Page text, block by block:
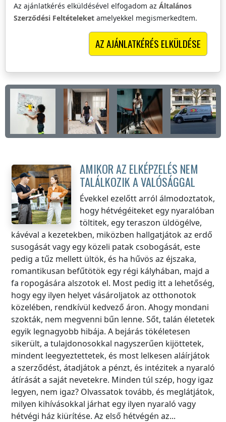
Az ajánlatkérés elküldésével elfogadom az Általános
Szerződési Feltételeket amelyekkel megismerkedtem.
AMIKOR AZ ELKÉPZELÉS NEM
TALÁLKOZIK A VALÓSÁGGAL
Évekkel ezelőtt arról álmodoztatok,
hogy hétvégéiteket egy nyaralóban
töltitek, egy teraszon üldögélve,
kávéval a kezetekben, miközben hallgatjátok az erdő
susogását vagy egy közeli patak csobogását, este
pedig a tűz mellett ültök, és ha hűvös az éjszaka,
romantikusan befűtötök egy régi kályhában, majd a
fa ropogására alszotok el. Most pedig itt a lehetőség,
hogy egy ilyen helyet vásároljatok az otthonotok
közelében, rendkívül kedvező áron. Ahogy mondani
szokták, nem megvenni bűn lenne. Sőt, talán életetek
egyik legnagyobb hibája. A bejárás tökéletesen
sikerült, a tulajdonosokkal nagyszerűen kijöttetek,
mindent leegyeztettetek, és most lelkesen aláírjátok
a szerződést, átadjátok a pénzt, és intézitek a nyaraló
átírását a saját nevetekre. Minden túl szép, hogy igaz
legyen, nem igaz? Olvassatok tovább, és meglátjátok,
milyen kihívásokkal járhat egy ilyen nyaraló vagy
hétvégi ház kiürítése. Az első hétvégén az...